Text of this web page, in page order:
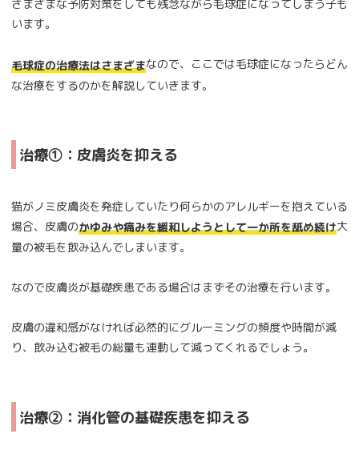
さまざまな予防対策をしても残念ながら毛球症になってしまう子も
います。
毛球症の治療法はさまざまなので、ここでは毛球症になったらどん
な治療をするのかを解説していきます。
治療①：皮膚炎を抑える
猫がノミ皮膚炎を発症していたり何らかのアレルギーを抱えている
場合、皮膚のかゆみや痛みを緩和しようとして一か所を舐め続け大
量の被毛を飲み込んでしまいます。
なので皮膚炎が基礎疾患である場合はまずその治療を行います。
皮膚の違和感がなければ必然的にグルーミングの頻度や時間が減
り、飲み込む被毛の総量も連動して減ってくれるでしょう。
治療②：消化管の基礎疾患を抑える